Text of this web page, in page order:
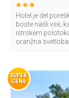
Hotel je del
boste našli vse,
istrskem
oranžna
SUPER
CENA